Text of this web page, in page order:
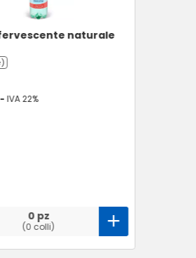
naturale
IVA 22%
0 pz
(0 colli)